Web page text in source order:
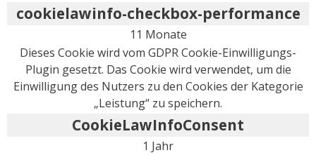
cookielawinfo-checkbox-performance
11 Monate
Dieses Cookie wird vom GDPR Cookie-Einwilligungs-
Plugin gesetzt. Das Cookie wird verwendet, um die
Einwilligung des Nutzers zu den Cookies der Kategorie
„Leistung“ zu speichern.
CookieLawInfoConsent
1 Jahr